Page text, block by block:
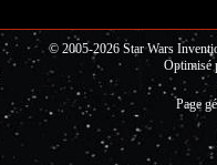
© 2005-2026 Star Wars
Optimisé
Page